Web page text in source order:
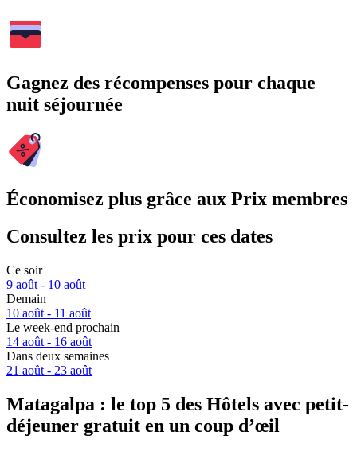
Gagnez des récompenses pour chaque
nuit séjournée
Économisez plus grâce aux Prix membres
Consultez les prix pour ces dates
Ce soir
9 août - 10 août
Demain
10 août - 11 août
Le week-end prochain
14 août - 16 août
Dans deux semaines
21 août - 23 août
Matagalpa : le top 5 des Hôtels avec petit-
déjeuner gratuit en un coup d’œil